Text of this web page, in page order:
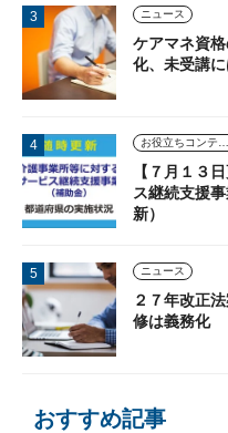
ニュース
ケアマネ資
化、未受講
お役立ちコンテンツ
【７月１３
ス継続支援
新）
ニュース
２７年改正
修は義務化
おすすめ記事